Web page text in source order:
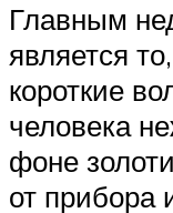
Главным
является
короткие
человека
фоне
от прибора